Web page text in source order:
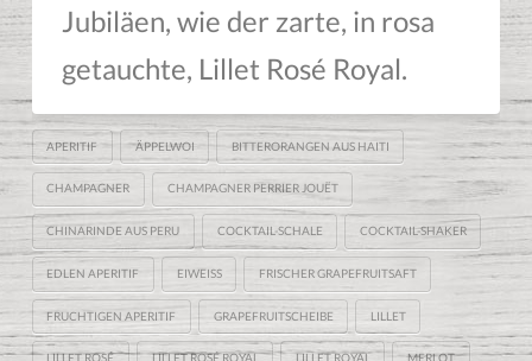
Jubiläen, wie der zarte, in rosa
getauchte, Lillet Rosé Royal.
APERITIF ÄPPELWOI BITTERORANGEN AUS HAITI
CHAMPAGNER CHAMPAGNER PERRIER JOUËT
CHINARINDE AUS PERU COCKTAIL-SCHALE COCKTAIL-SHAKER
EDLEN APERITIF EIWEISS FRISCHER GRAPEFRUITSAFT
FRUCHTIGEN APERITIF GRAPEFRUITSCHEIBE LILLET
LILLET ROSÉ LILLET ROSÉ ROYAL LILLET ROYAL MERLOT